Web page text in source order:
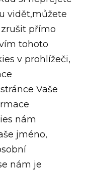
vidět,můžete
přímo
tohoto
v prohlížeči,
Vaše
nám
jméno,
nám je